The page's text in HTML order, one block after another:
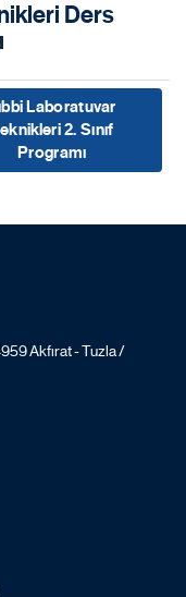
Ders
Laboratuvar
2. Sınıf
Programı
Akfırat - Tuzla /